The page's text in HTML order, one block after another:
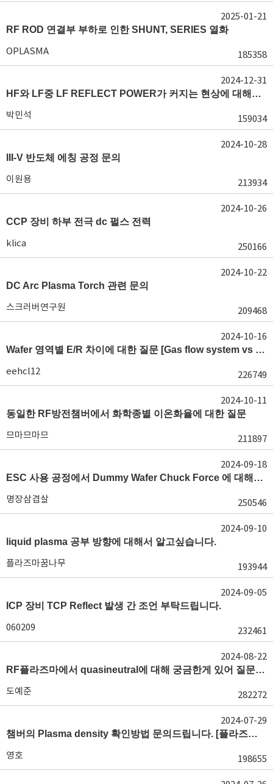
RF ROD 연결부 부하로 인한 SHUNT, SERIES 열화
OPLASMA 185358
2025-01-21
HF와 LF중 LF REFLECT POWER가 커지는 현상에 대해서 도움이 필요합니다.
박민석 159034
2024-12-31
III-V 반도체 에칭 공정 문의
이원용 213934
2024-10-28
CCP 장비 하부 전극 dc 펄스 전력
klica 250166
2024-10-26
DC Arc Plasma Torch 관련 문의
스크러버연구원 209468
2024-10-22
Wafer 영역별 E/R 차이에 대한 질문 [Gas flow system vs E/R]
eehcl12 226749
2024-10-16
동일한 RF방전챔버에서 화학종별 이온화율에 대한 질문
므마므마므 211897
2024-10-11
ESC 사용 공정에서 Dummy Wafer Chuck Force 에 대해서 궁급합니다
명장삼겹살 250546
2024-09-18
liquid plasma 공부 방향에 대해서 알고싶습니다.
플라즈마꿈나무 193944
2024-09-10
ICP 장비 TCP Reflect 발생 간 조언 부탁드립니다.
060209 232461
2024-09-05
RF플라즈마에서 quasineutral에 대해 궁금한게 있어 질문글 올립니다.[quasineutral]
도예준 282272
2024-08-22
챔버의 Plasma density 확인방법 문의드립니다. [플라즈마 모니터링, OES, LP]
영호 198655
2024-07-29